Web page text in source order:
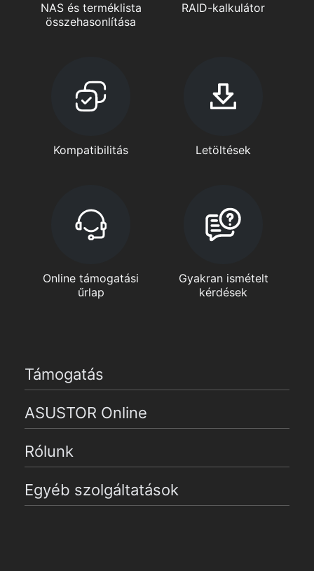
NAS és terméklista
összehasonlítása
RAID-kalkulátor
Kompatibilitás Letöltések
Online támogatási
űrlap
Gyakran ismételt
kérdések
Támogatás
ASUSTOR Online
Rólunk
Egyéb szolgáltatások